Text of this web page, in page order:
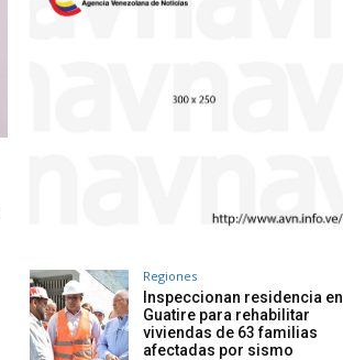
Regiones
Inspeccionan residencia en
Guatire para rehabilitar
viviendas de 63 familias
afectadas por sismo